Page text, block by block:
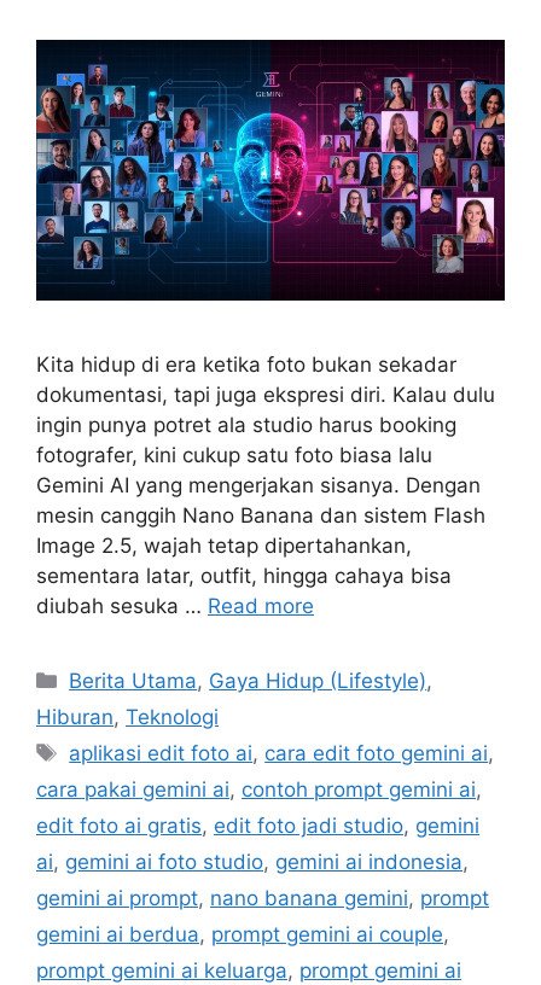
Kita hidup di era ketika foto bukan sekadar
dokumentasi, tapi juga ekspresi diri. Kalau dulu
ingin punya potret ala studio harus booking
fotografer, kini cukup satu foto biasa lalu
Gemini AI yang mengerjakan sisanya. Dengan
mesin canggih Nano Banana dan sistem Flash
Image 2.5, wajah tetap dipertahankan,
sementara latar, outfit, hingga cahaya bisa
diubah sesuka … Read more
C
a
e
g
o
r
i
s
Berita Utama, Gaya Hidup (Lifestyle),
Hiburan, Teknologi
T
a
s
aplikasi edit foto ai, cara edit foto gemini ai,
cara pakai gemini ai, contoh prompt gemini ai,
edit foto ai gratis, edit foto jadi studio, gemini
ai, gemini ai foto studio, gemini ai indonesia,
gemini ai prompt, nano banana gemini, prompt
gemini ai berdua, prompt gemini ai couple,
prompt gemini ai keluarga, prompt gemini ai